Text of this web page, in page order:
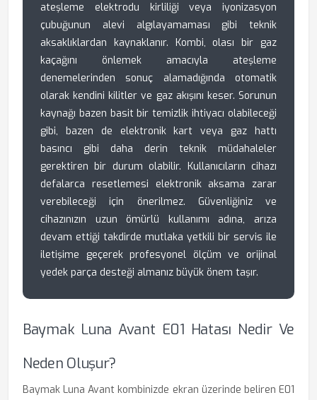
ateşleme elektrodu kirliliği veya iyonizasyon
çubuğunun alevi algılayamaması gibi teknik
aksaklıklardan kaynaklanır. Kombi, olası bir gaz
kaçağını önlemek amacıyla ateşleme
denemelerinden sonuç alamadığında otomatik
olarak kendini kilitler ve gaz akışını keser. Sorunun
kaynağı bazen basit bir temizlik ihtiyacı olabileceği
gibi, bazen de elektronik kart veya gaz hattı
basıncı gibi daha derin teknik müdahaleler
gerektiren bir durum olabilir. Kullanıcıların cihazı
defalarca resetlemesi elektronik aksama zarar
verebileceği için önerilmez. Güvenliğiniz ve
cihazınızın uzun ömürlü kullanımı adına, arıza
devam ettiği takdirde mutlaka yetkili bir servis ile
iletişime geçerek profesyonel ölçüm ve orijinal
yedek parça desteği almanız büyük önem taşır.
Baymak Luna Avant E01 Hatası Nedir Ve
Neden Oluşur?
Baymak Luna Avant kombinizde ekran üzerinde beliren E01